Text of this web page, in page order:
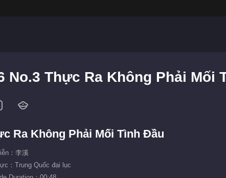
No.3 Thực Ra Không Phải Mối
Ra Không Phải Mối Tình Đầu
：李溪
：Trung Quốc đại lục